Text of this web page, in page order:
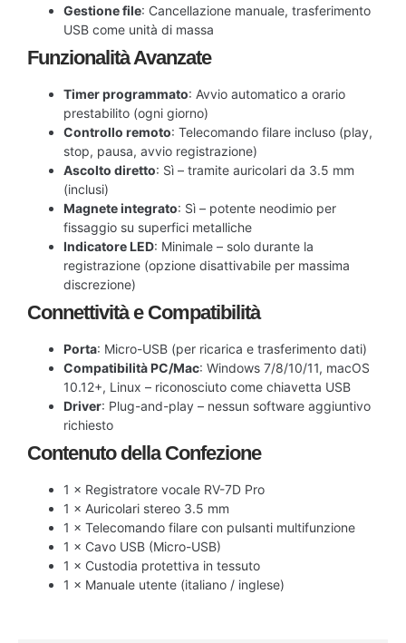
Gestione file: Cancellazione manuale, trasferimento
USB come unità di massa
Funzionalità Avanzate
Timer programmato: Avvio automatico a orario
prestabilito (ogni giorno)
Controllo remoto: Telecomando filare incluso (play,
stop, pausa, avvio registrazione)
Ascolto diretto: Sì – tramite auricolari da 3.5 mm
(inclusi)
Magnete integrato: Sì – potente neodimio per
fissaggio su superfici metalliche
Indicatore LED: Minimale – solo durante la
registrazione (opzione disattivabile per massima
discrezione)
Connettività e Compatibilità
Porta: Micro-USB (per ricarica e trasferimento dati)
Compatibilità PC/Mac: Windows 7/8/10/11, macOS
10.12+, Linux – riconosciuto come chiavetta USB
Driver: Plug-and-play – nessun software aggiuntivo
richiesto
Contenuto della Confezione
1 × Registratore vocale RV-7D Pro
1 × Auricolari stereo 3.5 mm
1 × Telecomando filare con pulsanti multifunzione
1 × Cavo USB (Micro-USB)
1 × Custodia protettiva in tessuto
1 × Manuale utente (italiano / inglese)